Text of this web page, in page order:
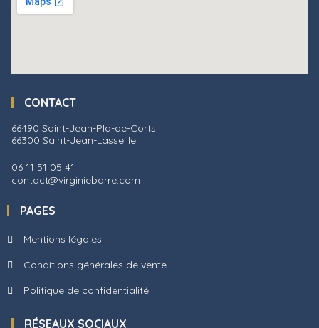
CONTACT
66490 Saint-Jean-Pla-de-Corts
66300 Saint-Jean-Lasseille
06 11 51 05 41
contact@virginiebarre.com
PAGES
Mentions légales
Conditions générales de vente
Politique de confidentialité
RÉSEAUX SOCIAUX